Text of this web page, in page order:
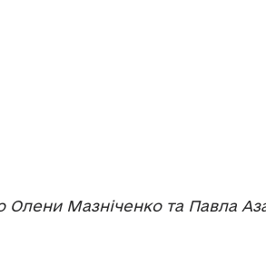
Олени Мазніченко та Павла